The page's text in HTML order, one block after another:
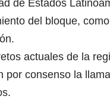
de Estados
del bloque,
actuales de la
por consenso la